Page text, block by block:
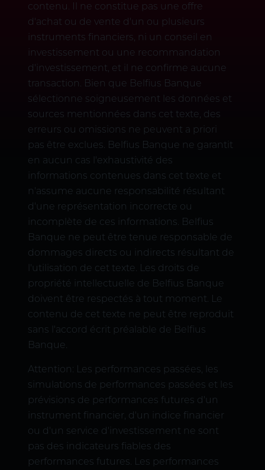
contenu. Il ne constitue pas une offre
d'achat ou de vente d'un ou plusieurs
instruments financiers, ni un conseil en
investissement ou une recommandation
d'investissement, et il ne confirme aucune
transaction. Bien que Belfius Banque
sélectionne soigneusement les données et
sources mentionnées dans cet texte, des
erreurs ou omissions ne peuvent a priori
pas être exclues. Belfius Banque ne garantit
en aucun cas l'exhaustivité des
informations contenues dans cet texte et
n'assume aucune responsabilité résultant
d'une représentation incorrecte ou
incomplète de ces informations. Belfius
Banque ne peut être tenue responsable de
dommages directs ou indirects résultant de
l'utilisation de cet texte. Les droits de
propriété intellectuelle de Belfius Banque
doivent être respectés à tout moment. Le
contenu de cet texte ne peut être reproduit
sans l'accord écrit préalable de Belfius
Banque.
Attention: Les performances passées, les
simulations de performances passées et les
prévisions de performances futures d'un
instrument financier, d'un indice financier
ou d'un service d'investissement ne sont
pas des indicateurs fiables des
performances futures. Les performances